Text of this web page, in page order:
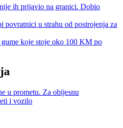
ih prijavio na granici. Dobio
povratnici u strahu od postrojenja za
koje stoje oko 100 KM po